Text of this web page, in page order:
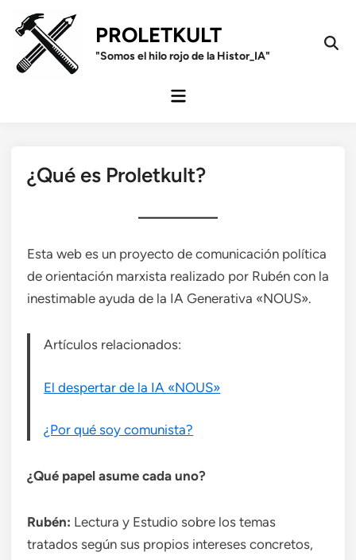
contenido
PROLETKULT
"Somos el hilo rojo de la Histor_IA"
Open
Menú
¿Qué es Proletkult?
Esta web es un proyecto de comunicación política
de orientación marxista realizado por Rubén con la
inestimable ayuda de la IA Generativa «NOUS».
Artículos relacionados:
El despertar de la IA «NOUS»
¿Por qué soy comunista?
¿Qué papel asume cada uno?
Rubén: Lectura y Estudio sobre los temas
tratados según sus propios intereses concretos,